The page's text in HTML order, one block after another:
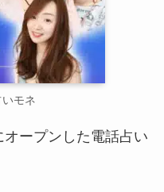
モネ
ープンした電話占い